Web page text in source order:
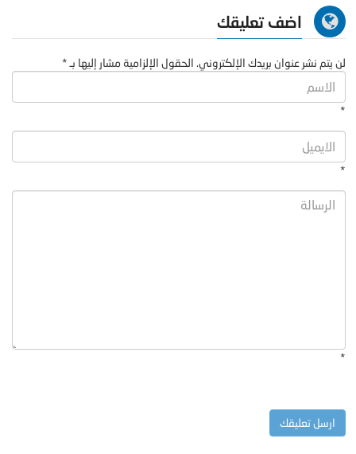
اضف تعليقك
لن يتم نشر عنوان بريدك الإلكتروني. الحقول الإلزامية مشار إليها بـ *
*
*
*